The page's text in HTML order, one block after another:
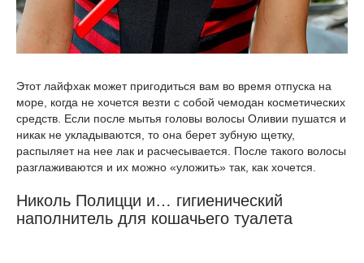
Этот лайфхак может пригодиться вам во время отпуска на
море, когда не хочется везти с собой чемодан косметических
средств. Если после мытья головы волосы Оливии пушатся и
никак не укладываются, то она берет зубную щетку,
распыляет на нее лак и расчесывается. После такого волосы
разглаживаются и их можно «уложить» так, как хочется.
Николь Полицци и… гигиенический
наполнитель для кошачьего туалета